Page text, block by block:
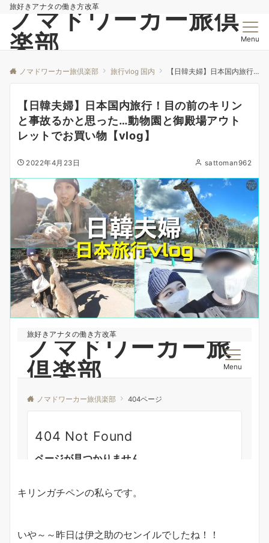
旅好きアナタの働き方改革
ノマドワーカー旅倶
楽部
Menu
ノマドワーカー旅倶楽部 旅行vlog 国内 【日韓夫婦】日本国内旅行！目の前のキリンと事故るかと思った…動物園と御殿場アウトレットでお買い物【vlog】
【日韓夫婦】日本国内旅行！目の前のキリン
と事故るかと思った…動物園と御殿場アウト
レットでお買い物【vlog】
2022年4月23日 sattoman962
キリンガチペンの私らです。
いや～～昨日は伊之助のセンイルでしたね！！